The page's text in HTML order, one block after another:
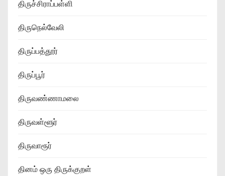
திருச்சிராப்பள்ளி
திருநெல்வேலி
திருப்பத்தூர்
திருப்பூர்
திருவண்ணாமலை
திருவள்ளூர்
திருவாரூர்
தினம் ஒரு திருக்குறள்